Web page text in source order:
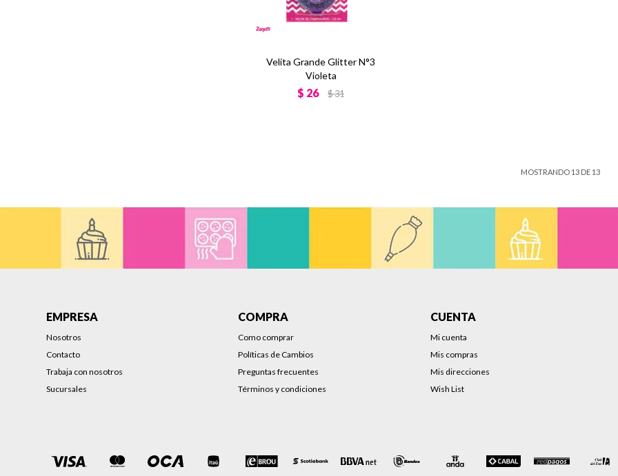
Velita Grande Glitter N°3
Violeta
$ 26 $31
MOSTRANDO 13 DE 13
EMPRESA
Nosotros
Contacto
Trabaja con nosotros
Sucursales
COMPRA
Como comprar
Políticas de Cambios
Preguntas frecuentes
Términos y condiciones
CUENTA
Mi cuenta
Mis compras
Mis direcciones
Wish List